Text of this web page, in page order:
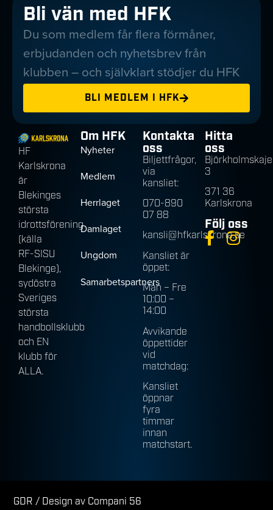
Bli vän med HFK
Du som medlem får flera förmåner,
erbjudanden och nyhetsbrev från
klubben – och självklart stödjer du HFK
BLI MEDLEM I HFK
HF
Karlskrona
är
Blekinges
största
idrottsförening
(källa
RF-SISU
Blekinge),
sydöstra
Sveriges
största
handbollsklubb
och EN
klubb för
ALLA.
Om HFK
Nyheter
Medlem
Herrlaget
Damlaget
Ungdom
Samarbetspartners
Kontakta
oss
Biljettfrågor,
via
kansliet:
070-890
07 88
kansli@hfkarlskrona.se
Kansliet är
öppet:
Mån – Fre
10:00 –
14:00
Avvikande
öppettider
vid
matchdag:
Kansliet
öppnar
fyra
timmar
innan
matchstart.
Hitta
oss
3
371 36
Karlskrona
Följ oss
GDR / Design av Compani 56